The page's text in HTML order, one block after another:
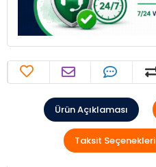
Ürün Açıklaması
Taksit Seçenekleri